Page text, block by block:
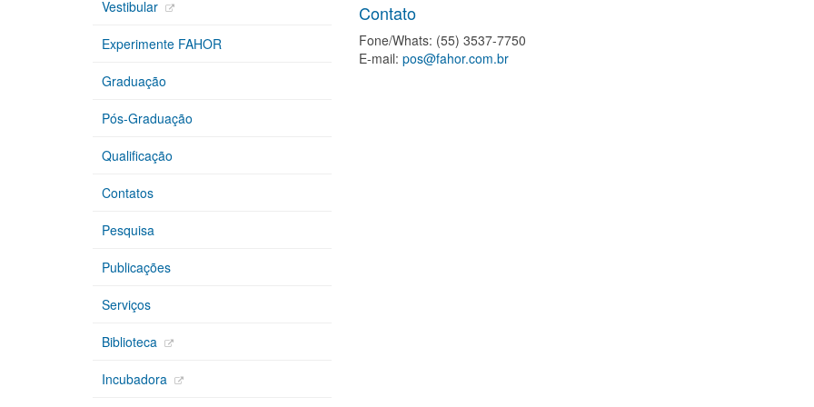
Contato
Fone/Whats: (55) 3537-7750
E-mail: pos@fahor.com.br
Vestibular
Experimente FAHOR
Graduação
Pós-Graduação
Qualificação
Contatos
Pesquisa
Publicações
Serviços
Biblioteca
Incubadora